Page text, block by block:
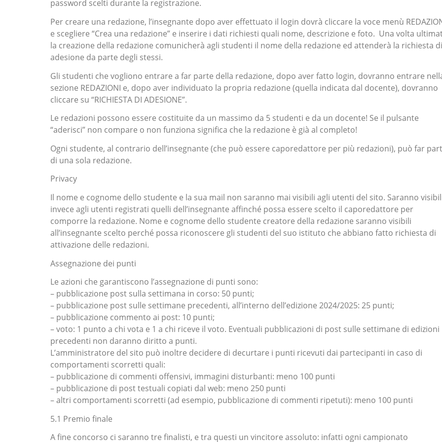
password scelti durante la registrazione.
Per creare una redazione, l’insegnante dopo aver effettuato il login dovrà cliccare la voce menù
e scegliere “Crea una redazione” e inserire i dati richiesti quali nome, descrizione e foto. Una volta
la creazione della redazione comunicherà agli studenti il nome della redazione ed attenderà la richiesta di
adesione da parte degli stessi.
Gli studenti che vogliono entrare a far parte della redazione, dopo aver fatto login, dovranno entrare
sezione REDAZIONI e, dopo aver individuato la propria redazione (quella indicata dal docente), dovranno
cliccare su “RICHIESTA DI ADESIONE”.
Le redazioni possono essere costituite da un massimo da 5 studenti e da un docente! Se il pulsante
“aderisci” non compare o non funziona significa che la redazione è già al completo!
Ogni studente, al contrario dell’insegnante (che può essere caporedattore per più redazioni), può far
di una sola redazione.
Privacy
Il nome e cognome dello studente e la sua mail non saranno mai visibili agli utenti del sito. Saranno
invece agli utenti registrati quelli dell’insegnante affinché possa essere scelto il caporedattore per
comporre la redazione. Nome e cognome dello studente creatore della redazione saranno visibili
all’insegnante scelto perché possa riconoscere gli studenti del suo istituto che abbiano fatto richiesta di
attivazione delle redazioni.
Assegnazione dei punti
Le azioni che garantiscono l’assegnazione di punti sono:
– pubblicazione post sulla settimana in corso: 50 punti;
– pubblicazione post sulle settimane precedenti, all’interno dell’edizione 2024/2025: 25 punti;
– pubblicazione commento ai post: 10 punti;
– voto: 1 punto a chi vota e 1 a chi riceve il voto. Eventuali pubblicazioni di post sulle settimane di edizioni
precedenti non daranno diritto a punti.
L’amministratore del sito può inoltre decidere di decurtare i punti ricevuti dai partecipanti in caso di
comportamenti scorretti quali:
– pubblicazione di commenti offensivi, immagini disturbanti: meno 100 punti
– pubblicazione di post testuali copiati dal web: meno 250 punti
– altri comportamenti scorretti (ad esempio, pubblicazione di commenti ripetuti): meno 100 punti
5.1 Premio finale
A fine concorso ci saranno tre finalisti, e tra questi un vincitore assoluto: infatti ogni campionato